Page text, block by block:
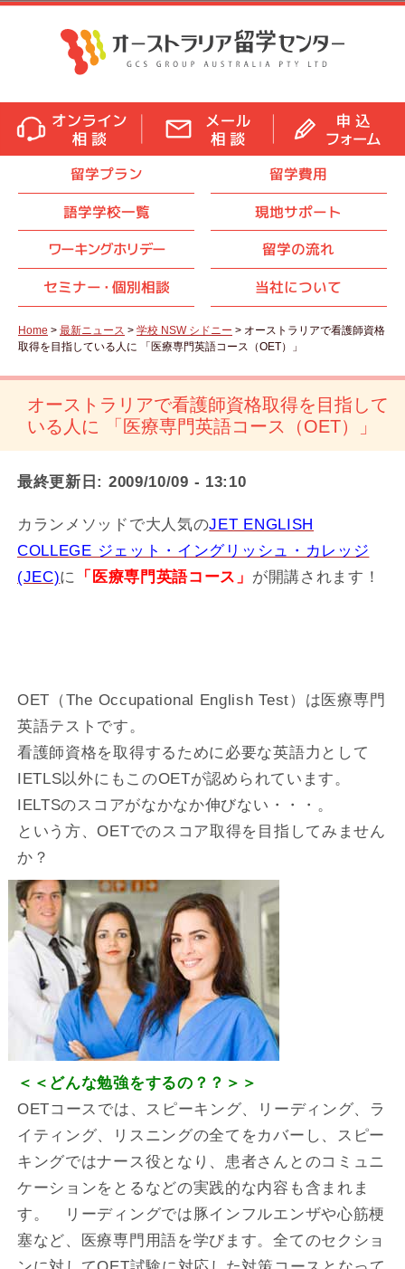
留学プラン
留学費用
語学学校一覧
現地サポート
ワーキングホリデー
留学の流れ
セミナー・ 個別相談 当社について
Home > 最新ニュース > 学校 NSW シドニー > オーストラリアで看護師資格
取得を目指している人に 「医療専門英語コース（OET）」
オーストラリアで看護師資格取得を目指して
いる人に 「医療専門英語コース（OET）」
最終更新日: 2009/10/09 - 13:10
カランメソッドで大人気のJET ENGLISH
COLLEGE ジェット・イングリッシュ・カレッジ
(JEC)に 「医療専門英語コース」 が開講されます！
OET（The Occupational English Test）は医療専門
英語テストです。
看護師資格を取得するために必要な英語力として
IETLS以外にもこのOETが認められています。
IELTSのスコアがなかなか伸びない・・・。
という方、OETでのスコア取得を目指してみません
か？
＜＜どんな勉強をするの？？＞＞
OETコースでは、スピーキング、リーディング、ラ
イティング、リスニングの全てをカバーし、スピー
キングではナース役となり、患者さんとのコミュニ
ケーションをとるなどの実践的な内容も含まれま
す。 リーディングでは豚インフルエンザや心筋梗
塞など、医療専門用語を学びます。全てのセクショ